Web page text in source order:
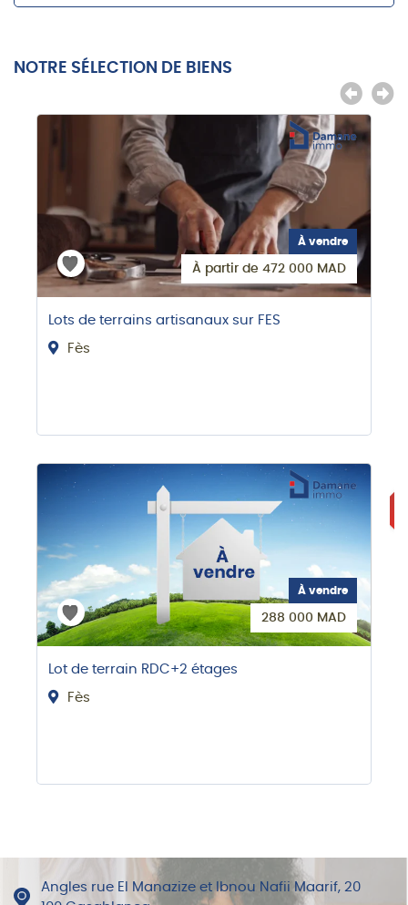
NOTRE SÉLECTION DE BIENS
À vendre
À partir de 472 000 MAD
Lots de terrains artisanaux sur FES
Fès
À vendre
288 000 MAD
Lot de terrain RDC+2 étages
Fès
Angles rue El Manazize et Ibnou Nafii Maarif, 20